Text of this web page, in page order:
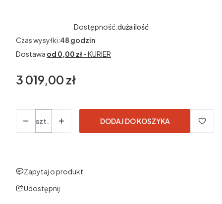
Dostępność:duża ilość
Czas wysyłki:48 godzin
Dostawa od 0,00 zł- KURIER
Cena
3 019,00 zł
w tym 23% VAT
23%
szt.
DODAJ DO KOSZYKA
Zapytaj o produkt
Udostępnij